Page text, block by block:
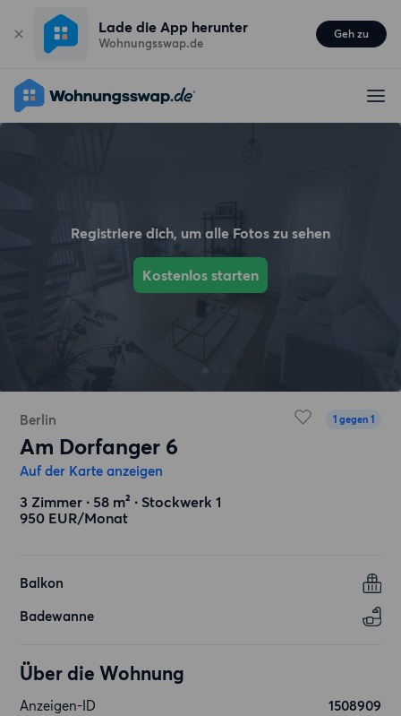
Lade die App herunter
Wohnungsswap.de
Geh zu
Registriere dich, um alle Fotos zu sehen
Kostenlos starten
Berlin 1 gegen 1
Am Dorfanger 6
Auf der Karte anzeigen
3 Zimmer ∙ 58 m² ∙ Stockwerk 1
950 EUR/Monat
Balkon
Badewanne
Über die Wohnung
Anzeigen-ID
1508909